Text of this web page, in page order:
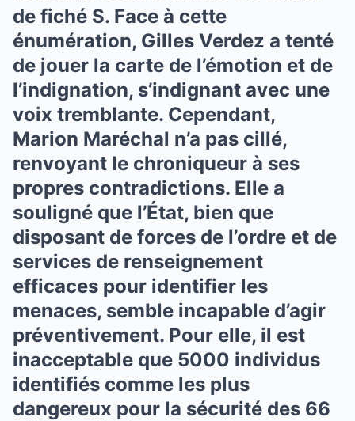
de fiché S. Face à cette
énumération, Gilles Verdez a tenté
de jouer la carte de l’émotion et de
l’indignation, s’indignant avec une
voix tremblante. Cependant,
Marion Maréchal n’a pas cillé,
renvoyant le chroniqueur à ses
propres contradictions. Elle a
souligné que l’État, bien que
disposant de forces de l’ordre et de
services de renseignement
efficaces pour identifier les
menaces, semble incapable d’agir
préventivement. Pour elle, il est
inacceptable que 5000 individus
identifiés comme les plus
dangereux pour la sécurité des 66